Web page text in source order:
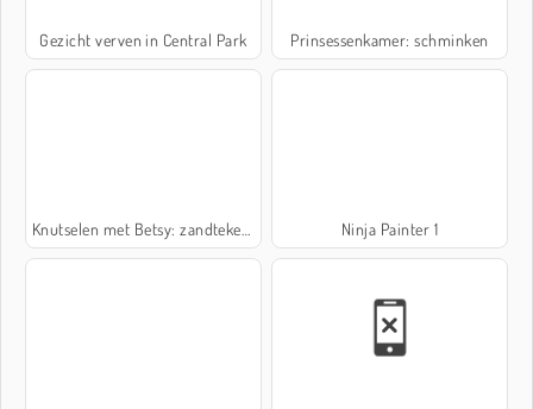
Gezicht verven in Central Park Prinsessenkamer: schminken
Knutselen met Betsy: zandtekening Ninja Painter 1